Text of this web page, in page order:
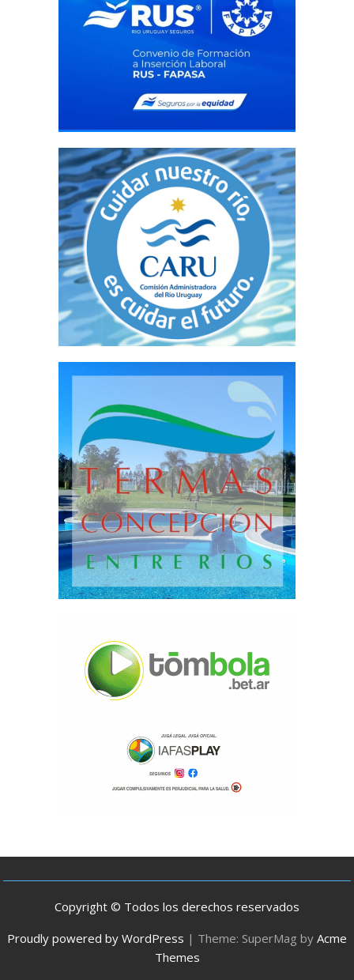
Copyright © Todos los derechos reservados
Proudly powered by WordPress | Theme: SuperMag by Acme
Themes